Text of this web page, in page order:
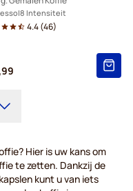
8 Intensiteit
4.4(46)
Hier is uw kans om
te zetten. Dankzij de
kunt u van iets